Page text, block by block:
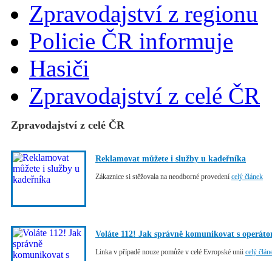
Zpravodajství z regionu
Policie ČR informuje
Hasiči
Zpravodajství z celé ČR
Zpravodajství z celé ČR
Reklamovat můžete i služby u kadeřníka
Zákaznice si stěžovala na neodborné provedení celý článek
Voláte 112! Jak správně komunikovat s
Linka v případě nouze pomůže v celé Evropské unii celý